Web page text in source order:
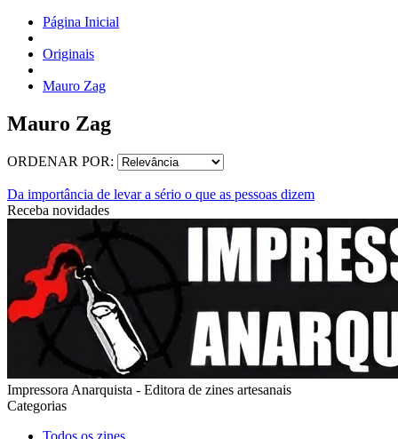
Página Inicial
Originais
Mauro Zag
Mauro Zag
ORDENAR POR:
Da importância de levar a sério o que as pessoas dizem
Receba novidades
Impressora Anarquista - Editora de zines artesanais
Categorias
Todos os zines